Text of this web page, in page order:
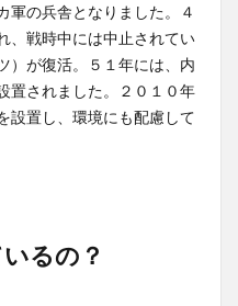
軍の兵舎となりました。４
、戦時中には中止されてい
）が復活。５１年には、内
置されました。２０１０年
設置し、環境にも配慮して
るの？